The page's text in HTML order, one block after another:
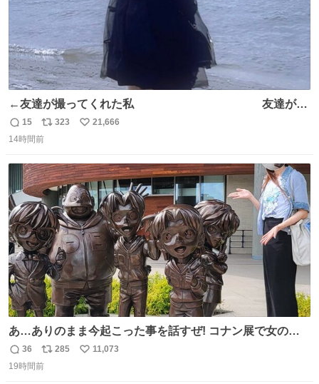
←友達が撮ってくれた私 友達が描
いてくれた私→
返
信
15
リ
ポ
ト
数
323
い
数
21,666
14時間前
あ…ありのまま今起こった事を話すぜ! コナン展で女の子
に 「千速さんですか！？」 と声をかけられた。 あぁ鞄の
装飾かなと思ったら 「背も高いし見た目もすごく千速さん
返
信
36
リ
ポ
285
い
11,073
19時間前